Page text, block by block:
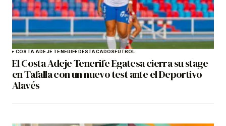
COSTA ADEJE TENERIFEDESTACADOSFÚTBOL
El Costa Adeje Tenerife Egatesa cierra su stage
en Tafalla con un nuevo test ante el Deportivo
Alavés